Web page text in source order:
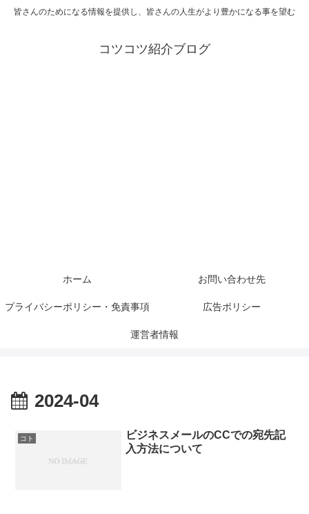
皆さんのためになる情報を提供し、皆さんの人生がより豊かになる事を望む
コツコツ紹介ブログ
ホーム お問い合わせ先
プライバシーポリシー・免責事項 広告ポリシー
運営者情報
2024-04
コト
ビジネスメールのCCでの宛先記
入方法について